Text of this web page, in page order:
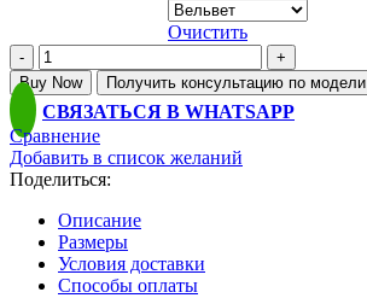
Очистить
Количество
товара
Диван
кровать
Джелани
Buy Now Получить консультацию по модели
СВЯЗАТЬСЯ В WHATSAPP
Сравнение
Добавить в список желаний
Поделиться:
Описание
Размеры
Условия доставки
Способы оплаты